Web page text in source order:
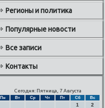
Регионы и политика
Популярные новости
Все записи
Контакты
Сегодня: Пятница, 7 Августа
Пн Вт Ср Чт Пт Сб Вс
1
2